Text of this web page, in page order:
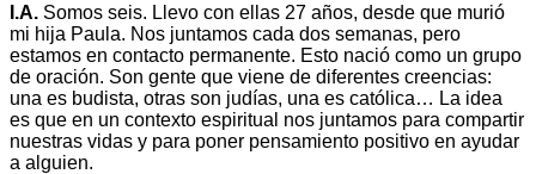
I.A. Somos seis. Llevo con ellas 27 años, desde que murió
mi hija Paula. Nos juntamos cada dos semanas, pero
estamos en contacto permanente. Esto nació como un grupo
de oración. Son gente que viene de diferentes creencias:
una es budista, otras son judías, una es católica… La idea
es que en un contexto espiritual nos juntamos para compartir
nuestras vidas y para poner pensamiento positivo en ayudar
a alguien.